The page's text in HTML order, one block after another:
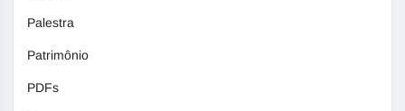
Palestra
Patrimônio
PDFs